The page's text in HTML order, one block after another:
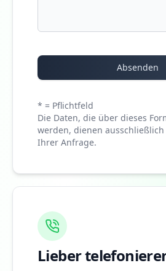
Absenden
* = Pflichtfeld
Die Daten, die über dieses
werden, dienen
Ihrer Anfrage.
Lieber